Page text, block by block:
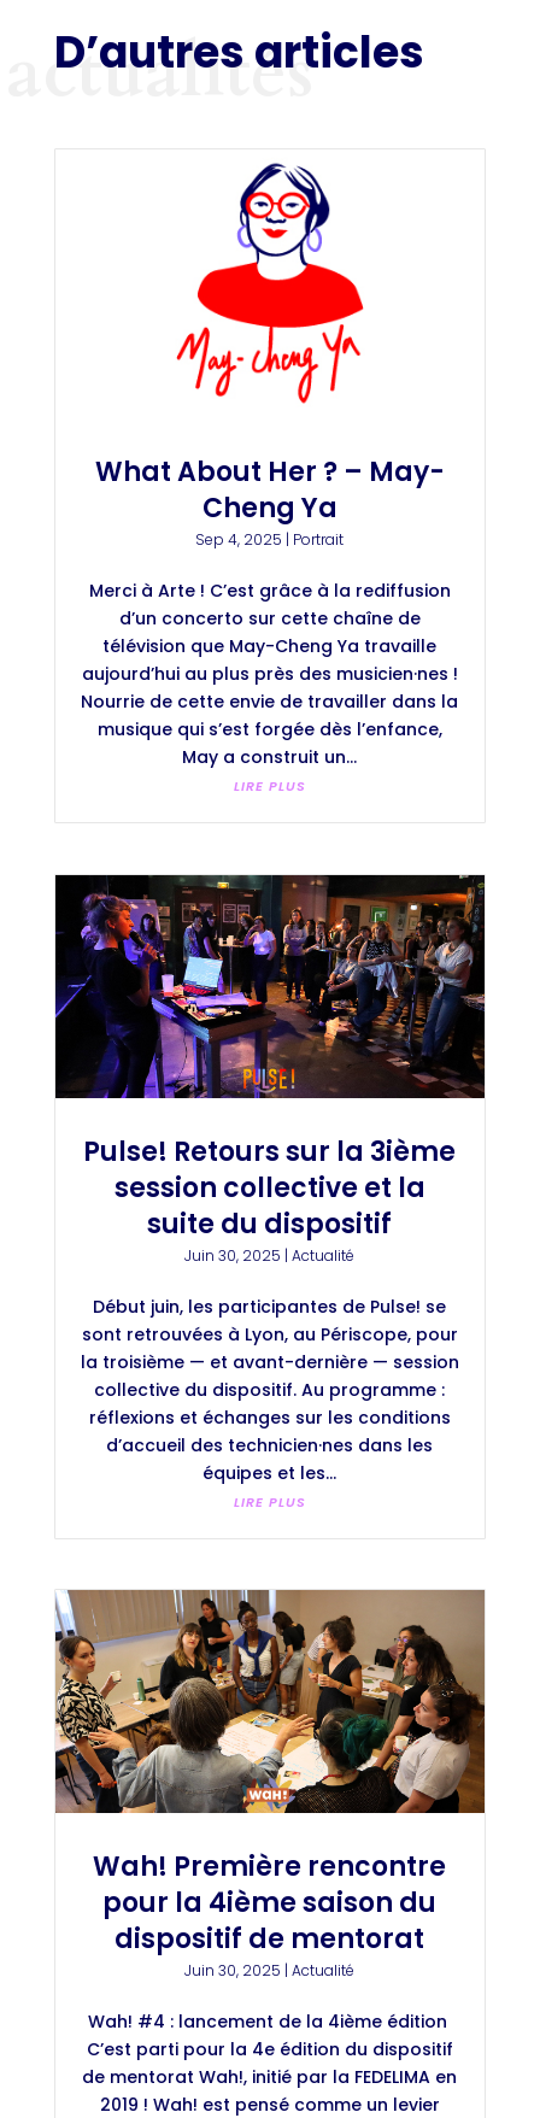
D’autres articles
actualités
What About Her ? – May-
Cheng Ya
Sep 4, 2025 Portrait
Merci à Arte ! C’est grâce à la rediffusion
d’un concerto sur cette chaîne de
télévision que May-Cheng Ya travaille
aujourd’hui au plus près des musicien·nes !
Nourrie de cette envie de travailler dans la
musique qui s’est forgée dès l’enfance,
May a construit un...
LIRE PLUS
Pulse! Retours sur la 3ième
session collective et la
suite du dispositif
Juin 30, 2025 |Actualité
Début juin, les participantes de Pulse! se
sont retrouvées à Lyon, au Périscope, pour
la troisième — et avant-dernière — session
collective du dispositif. Au programme :
réflexions et échanges sur les conditions
d’accueil des technicien·nes dans les
équipes et les...
LIRE PLUS
Wah! Première rencontre
pour la 4ième saison du
dispositif de mentorat
Juin 30, 2025 |Actualité
Wah! #4 : lancement de la 4ième édition
C’est parti pour la 4e édition du dispositif
de mentorat Wah!, initié par la FEDELIMA en
2019 ! Wah! est pensé comme un levier